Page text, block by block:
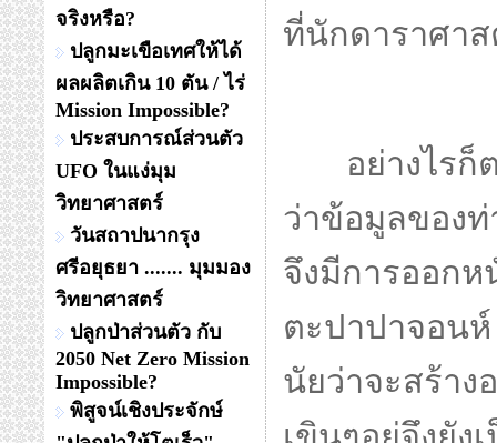
จริงหรือ?
ปลูกมะเขือเทศให้ได้
ผลผลิตเกิน 10 ตัน / ไร่
Mission Impossible?
ประสบการณ์ส่วนตัว
UFO ในแง่มุม
วิทยาศาสตร์
วันสถาปนากรุง
ศรีอยุธยา ....... มุมมอง
วิทยาศาสตร์
ปลูกป่าส่วนตัว กับ
2050 Net Zero Mission
Impossible?
พิสูจน์เชิงประจักษ์
ที่นักดาราศา
อย่างไร
ว่าข้อมูลของท่
จึงมีการออกห
ตะปาปาจอนห์
นัยว่าจะสร้า